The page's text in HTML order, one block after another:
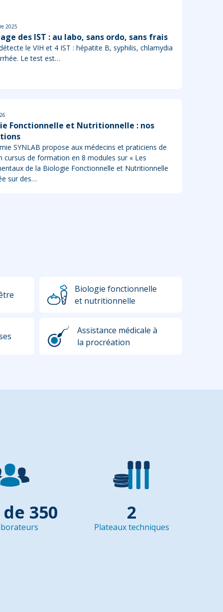
2025
des IST : au labo, sans ordo, sans frais
le VIH et 4 IST : hépatite B, syphilis, chlamydia
Le test est…
Fonctionnelle et Nutritionnelle : nos
SYNLAB propose aux médecins et praticiens de
cursus de formation en 8 modules sur « Les
de la Biologie Fonctionnelle et Nutritionnelle
sur des…
Biologie fonctionnelle
et nutritionnelle
Assistance médicale à
la procréation
350 2
Plateaux techniques